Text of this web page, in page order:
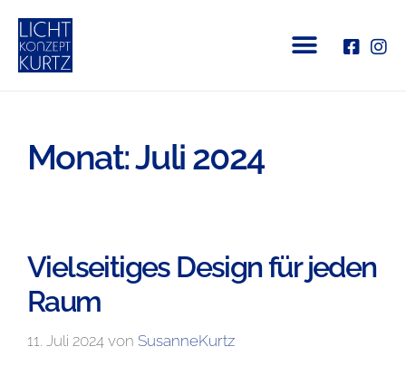
Monat:Juli 2024
Vielseitiges Design für jeden
Raum
11. Juli 2024 von SusanneKurtz